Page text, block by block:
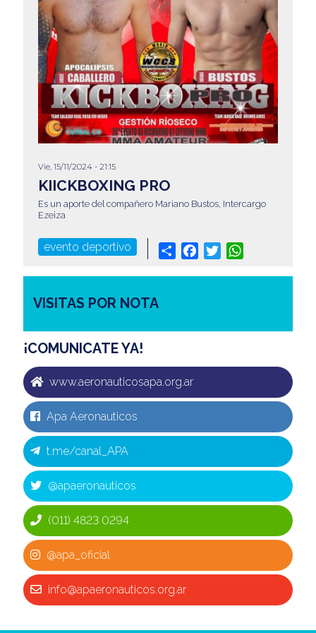
Vie, 15/11/2024 - 21:15
KIICKBOXING PRO
Es un aporte del compañero Mariano Bustos, Intercargo
Ezeiza
evento deportivo Share Facebook
Twitter
VISITAS POR NOTA
¡COMUNICATE YA!
www.aeronauticosapa.org.ar
Apa Aeronauticos
t.me/canal_APA
@apaeronauticos
(011) 4823 0294
@apa_oficial
info@apaeronauticos.org.ar